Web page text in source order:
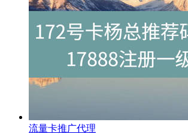
流量卡推广代理